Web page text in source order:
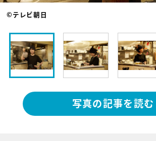
©テレビ朝日
写真の記事を読む